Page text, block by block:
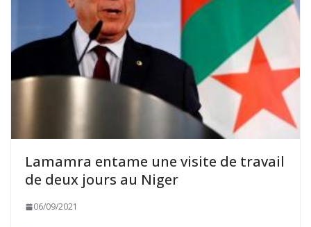
Lamamra entame une visite de travail
de deux jours au Niger
06/09/2021